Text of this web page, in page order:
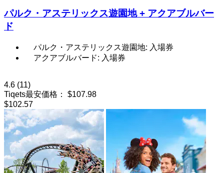
パルク・アステリックス遊園地 + アクアブルバー
ド
パルク・アステリックス遊園地: 入場券
アクアブルバード: 入場券
4.6 (11)
Tiqets最安価格：
$107.98
$102.57